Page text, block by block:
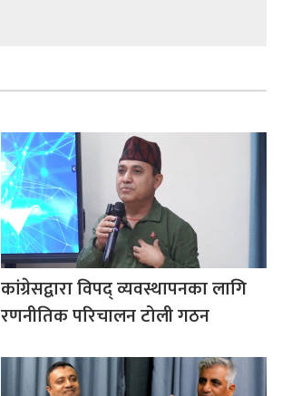
कांग्रेसद्वारा विपद् व्यवस्थापनका लागि
रणनीतिक परिचालन टोली गठन